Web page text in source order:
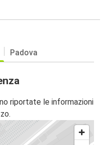
Padova
riportate le informazioni